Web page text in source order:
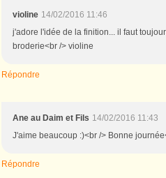
violine 14/02/2016 11:46
j'adore l'idée de la finition... il faut
broderie<br /> violine
Répondre
Ane au Daim et Fils 14/02/2016 11:43
J'aime beaucoup :)<br /> Bonne
Répondre